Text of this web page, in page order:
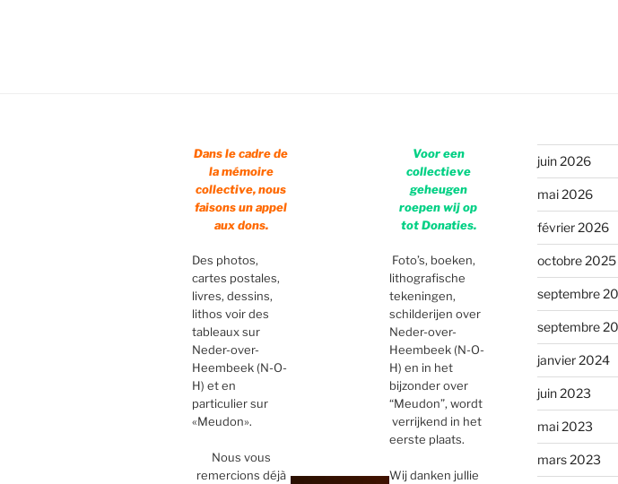
Dans le cadre de
la mémoire
collective, nous
faisons un appel
aux dons.
Des photos,
cartes postales,
livres, dessins,
lithos voir des
tableaux sur
Neder-over-
Heembeek (N-O-
H) et en
particulier sur
«Meudon».
Nous vous
remercions déjà
Voor een
collectieve
geheugen
roepen wij op
tot Donaties.
Foto’s, boeken,
lithografische
tekeningen,
schilderijen over
Neder-over-
Heembeek (N-O-
H) en in het
bijzonder over
“Meudon”, wordt
verrijkend in het
eerste plaats.
Wij danken jullie
juin 2026
mai 2026
février 2026
octobre 2025
septembre
septembre
janvier 2024
juin 2023
mai 2023
mars 2023